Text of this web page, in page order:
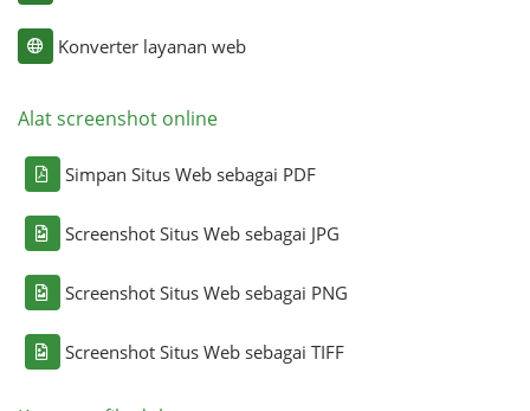
Konverter layanan web
Alat screenshot online
Simpan Situs Web sebagai PDF
Screenshot Situs Web sebagai JPG
Screenshot Situs Web sebagai PNG
Screenshot Situs Web sebagai TIFF